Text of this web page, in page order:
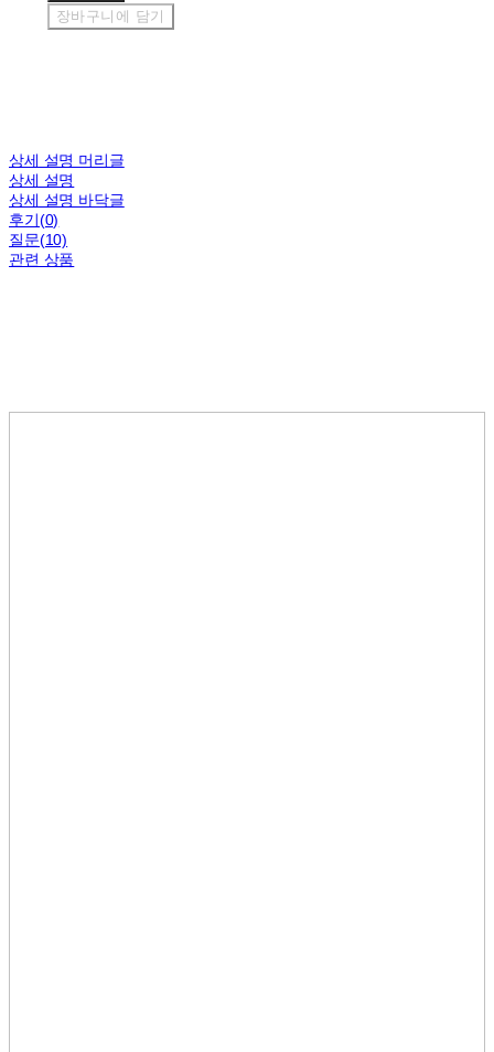
장바구니에 담기
상세 설명 머리글
상세 설명
상세 설명 바닥글
후기(0)
질문(10)
관련 상품